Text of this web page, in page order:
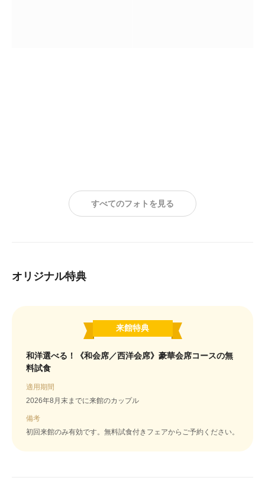
すべてのフォトを見る
オリジナル特典
来館特典
和洋選べる！《和会席／西洋会席》豪華会席コースの無
料試食
適用期間
2026年8月末までに来館のカップル
備考
初回来館のみ有効です。無料試食付きフェアからご予約ください。